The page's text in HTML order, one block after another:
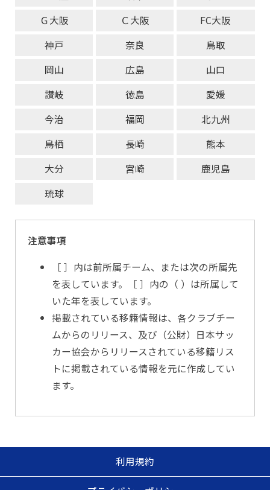
Ｇ大阪
Ｃ大阪
FC大阪
神戸
奈良
鳥取
岡山
広島
山口
讃岐
徳島
愛媛
今治
福岡
北九州
鳥栖
長崎
熊本
大分
宮崎
鹿児島
琉球
注意事項
［ ］内は前所属チーム、または次の所属先
を表しています。［ ］内の（ ）は所属して
いた年を表しています。
掲載されている移籍情報は、各クラブチー
ムからのリリース、及び（公財）日本サッ
カー協会からリリースされている移籍リス
トに掲載されている情報を元に作成してい
ます。
利用規約